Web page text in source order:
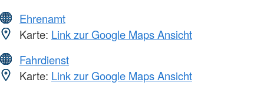
Ehrenamt
Karte: Link zur Google Maps Ansicht
Fahrdienst
Karte: Link zur Google Maps Ansicht